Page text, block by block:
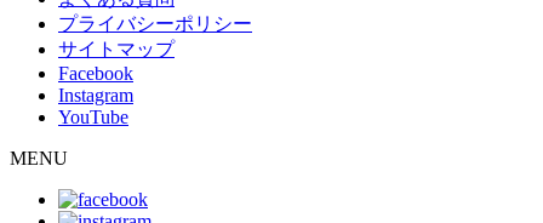
プライバシーポリシー
サイトマップ
Facebook
Instagram
YouTube
MENU